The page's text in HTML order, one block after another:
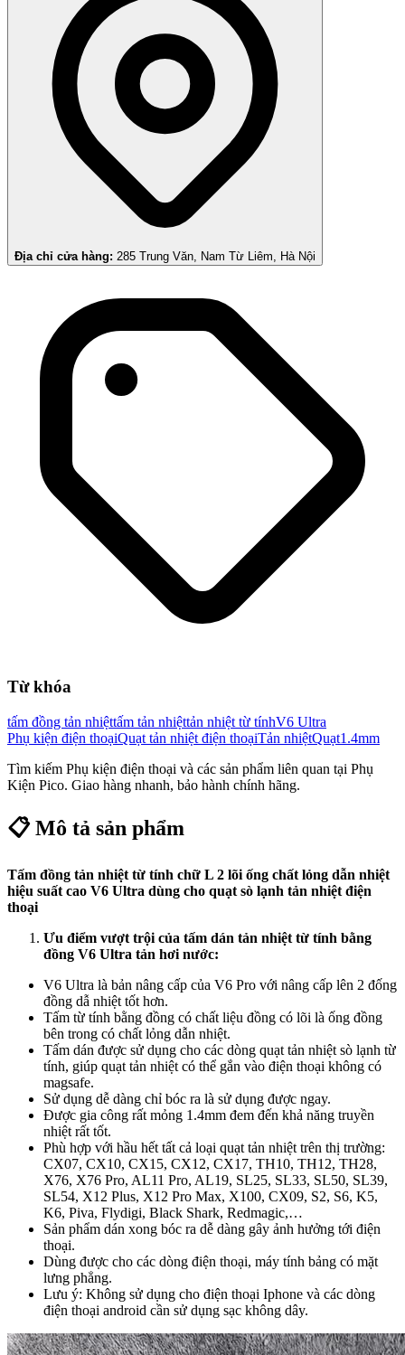
Địa chỉ cửa hàng: 285 Trung Văn, Nam Từ Liêm, Hà Nội
Từ khóa
tấm đồng tản nhiệttấm tản nhiệttản nhiệt từ tínhV6 Ultra
Phụ kiện điện thoạiQuạt tản nhiệt điện thoạiTản nhiệtQuạt1.4mm
Tìm kiếm Phụ kiện điện thoại và các sản phẩm liên quan tại Phụ
Kiện Pico. Giao hàng nhanh, bảo hành chính hãng.
📋 Mô tả sản phẩm
Tấm đồng tản nhiệt từ tính chữ L 2 lõi ống chất lỏng dẫn nhiệt
hiệu suất cao V6 Ultra dùng cho quạt sò lạnh tản nhiệt điện
thoại
Ưu điểm vượt trội của tấm dán tản nhiệt từ tính bằng
đồng V6 Ultra tản hơi nước:
V6 Ultra là bản nâng cấp của V6 Pro với nâng cấp lên 2 đống
đồng dẫ nhiệt tốt hơn.
Tấm từ tính bằng đồng có chất liệu đồng có lõi là ống đồng
bên trong có chất lỏng dẫn nhiệt.
Tấm dán được sử dụng cho các dòng quạt tản nhiệt sò lạnh từ
tính, giúp quạt tản nhiệt có thể gắn vào điện thoại không có
magsafe.
Sử dụng dễ dàng chỉ bóc ra là sử dụng được ngay.
Được gia công rất mỏng 1.4mm đem đến khả năng truyền
nhiệt rất tốt.
Phù hợp với hầu hết tất cả loại quạt tản nhiệt trên thị trường:
CX07, CX10, CX15, CX12, CX17, TH10, TH12, TH28,
X76, X76 Pro, AL11 Pro, AL19, SL25, SL33, SL50, SL39,
SL54, X12 Plus, X12 Pro Max, X100, CX09, S2, S6, K5,
K6, Piva, Flydigi, Black Shark, Redmagic,…
Sản phẩm dán xong bóc ra dễ dàng gây ảnh hưởng tới điện
thoại.
Dùng được cho các dòng điện thoại, máy tính bảng có mặt
lưng phẳng.
Lưu ý: Không sử dụng cho điện thoại Iphone và các dòng
điện thoại android cần sử dụng sạc không dây.